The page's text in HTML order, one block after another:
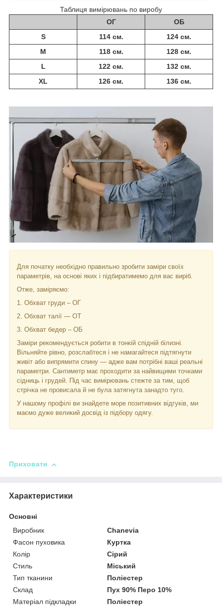
Таблиця вимірювань по виробу
ОГ
ОБ
S
114 см.
124 см.
M
118 см.
128 см.
L
122 см.
132 см.
XL
126 см. 136 см.
Для початку необхідно правильно зробити заміри своїх
параметрів, на основі яких і підбиратимемо для вас виріб.
Отже, заміряємо:
1. Обхват груди – ОГ
2. Обхват талії — ОТ
3. Обхват бедер – ОБ
Заміри рекомендується робити в тонкій спідній білизні.
Вільняйте рівно, розслабтеся і не намагайтеся підтягнути
живіт або випрямити спину — адже вам потрібні ваші реальні
параметри. Сантиметр має проходити за найвищими точками
сідниць і грудей. Під час вимірювань стежте за тим, щоб
стрічка не провисала й не була затягнута занадто туго.
У нашому профілі ви знайдете море позитивних відгуків, ми
маємо дуже великий досвід із підбору одягу.
Приховати
Характеристики
Основні
Виробник
Chanevia
Фасон пуховика
Куртка
Колір
Сірий
Стиль
Міський
Тип тканини
Поліестер
Склад
Пух 90% Перо 10%
Матеріал підкладки
Поліестер